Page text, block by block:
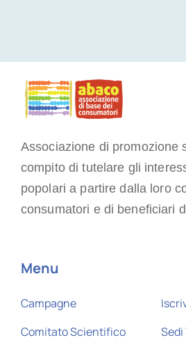
Associazione di promozione
compito di tutelare gli
popolari a partire dalla loro
consumatori e di beneficiari
Menu
Campagne
Comitato Scientifico